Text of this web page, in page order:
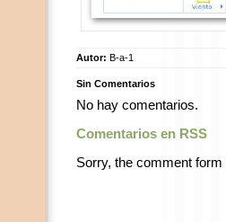
Autor: B-a-1
Sin Comentarios
No hay comentarios.
Comentarios en RSS
Sorry, the comment